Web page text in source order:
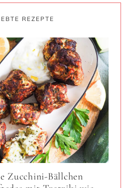
REZEPTE
Zucchini-Bällchen